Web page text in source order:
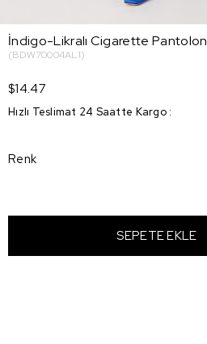
İndigo-Likralı Cigarette Pantolon
(BDW70004AL1)
$14.47
Hızlı Teslimat 24 Saatte Kargo :
Renk